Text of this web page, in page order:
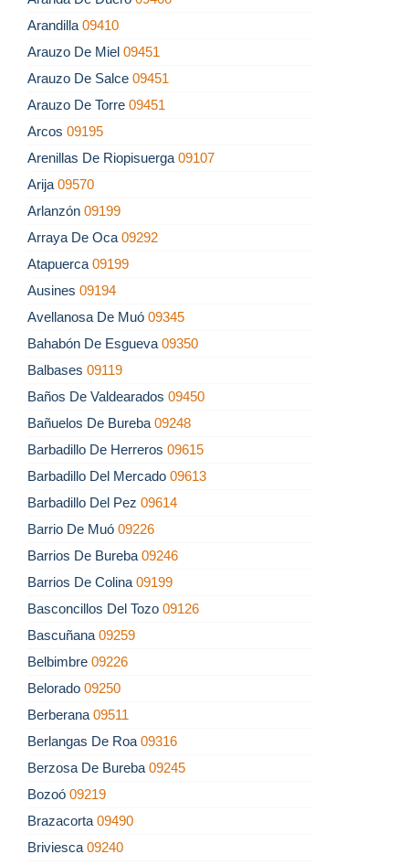
Arandilla 09410
Arauzo De Miel 09451
Arauzo De Salce 09451
Arauzo De Torre 09451
Arcos 09195
Arenillas De Riopisuerga 09107
Arija 09570
Arlanzón 09199
Arraya De Oca 09292
Atapuerca 09199
Ausines 09194
Avellanosa De Muó 09345
Bahabón De Esgueva 09350
Balbases 09119
Baños De Valdearados 09450
Bañuelos De Bureba 09248
Barbadillo De Herreros 09615
Barbadillo Del Mercado 09613
Barbadillo Del Pez 09614
Barrio De Muó 09226
Barrios De Bureba 09246
Barrios De Colina 09199
Basconcillos Del Tozo 09126
Bascuñana 09259
Belbimbre 09226
Belorado 09250
Berberana 09511
Berlangas De Roa 09316
Berzosa De Bureba 09245
Bozoó 09219
Brazacorta 09490
Briviesca 09240